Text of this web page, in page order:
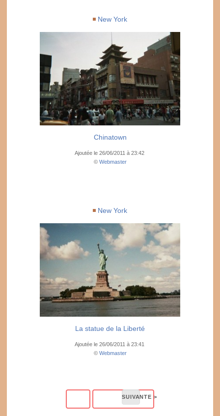
New York
Chinatown
Ajoutée le 26/06/2011 à 23:42
© Webmaster
New York
La statue de la Liberté
Ajoutée le 26/06/2011 à 23:41
© Webmaster